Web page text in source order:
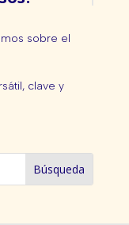
sobre el
clave y